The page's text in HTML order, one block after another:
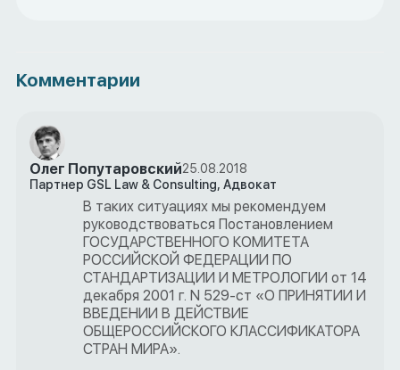
Комментарии
Олег Попутаровский25.08.2018
Партнер GSL Law & Consulting, Адвокат
В таких ситуациях мы рекомендуем
руководствоваться Постановлением
ГОСУДАРСТВЕННОГО КОМИТЕТА
РОССИЙСКОЙ ФЕДЕРАЦИИ ПО
СТАНДАРТИЗАЦИИ И МЕТРОЛОГИИ от 14
декабря 2001 г. N 529-ст «О ПРИНЯТИИ И
ВВЕДЕНИИ В ДЕЙСТВИЕ
ОБЩЕРОССИЙСКОГО КЛАССИФИКАТОРА
СТРАН МИРА».